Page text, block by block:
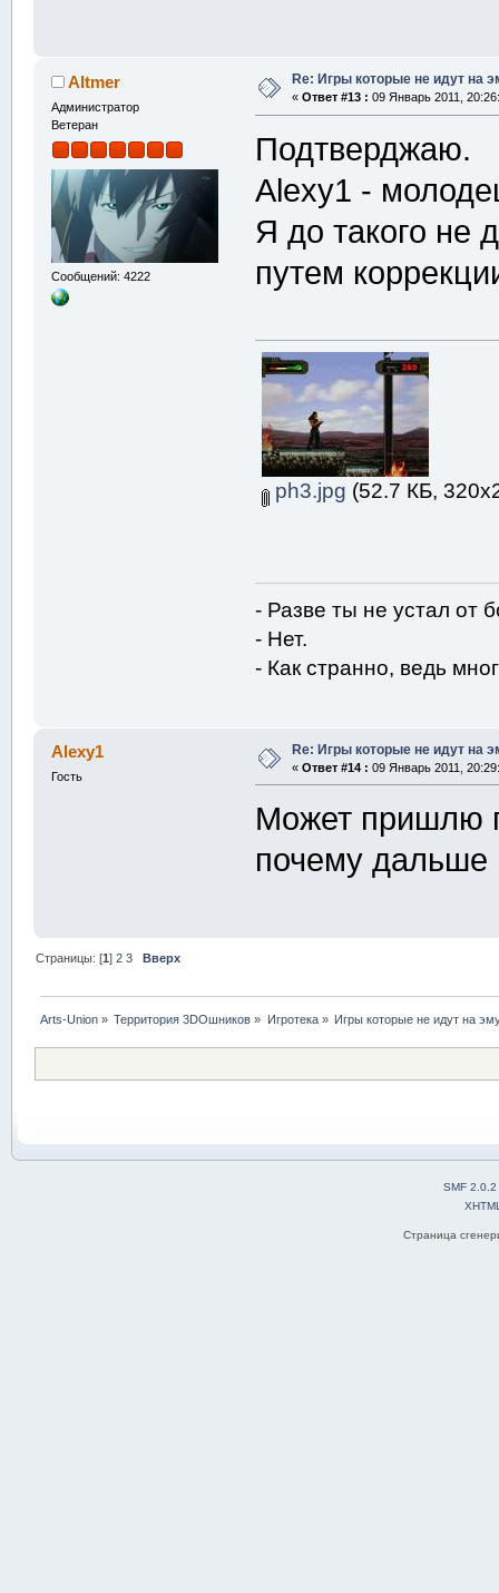
Altmer
Администратор
Ветеран
Сообщений: 4222
Re: Игры которые не идут на
« Ответ #13 : 09 Январь 2011,
Подтверджаю.
Alexy1 -
Я до такого не
путем
ph3.jpg (52.7 КБ,
- Разве ты не устал от
- Нет.
- Как странно, ведь
Alexy1
Гость
Re: Игры которые не идут на
« Ответ #14 : 09 Январь 2011,
Может пришлю
почему дальше
Страницы: [1]2 3 Вверх
Arts-Union » Территория 3DOшников » Игротека» Игры которые не идут на
SMF 2.0.2
Страница